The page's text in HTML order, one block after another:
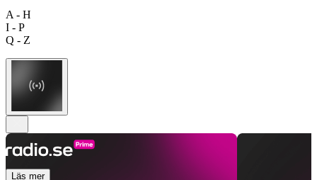
A - H
I - P
Q - Z
Läs mer